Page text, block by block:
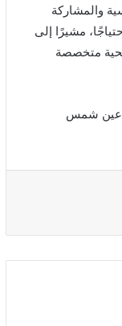
والمشاركة
مشيرًا إلى
متخصصة
عين شمس